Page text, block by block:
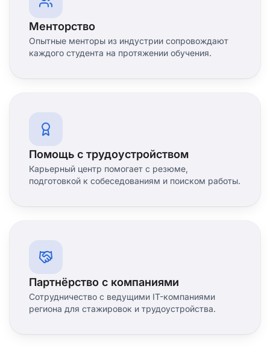
Менторство
Опытные менторы из индустрии сопровождают
каждого студента на протяжении обучения.
Помощь с трудоустройством
Карьерный центр помогает с резюме,
подготовкой к собеседованиям и поиском работы.
Партнёрство с компаниями
Сотрудничество с ведущими IT-компаниями
региона для стажировок и трудоустройства.